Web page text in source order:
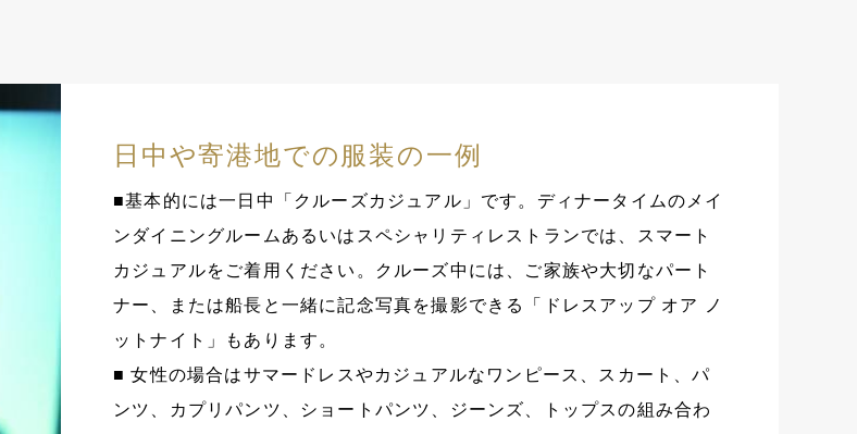
日中や寄港地での服装の一例
■基本的には一日中「クルーズカジュアル」です。ディナータイムのメイ
ンダイニングルームあるいはスペシャリティレストランでは、スマート
カジュアルをご着用ください。クルーズ中には、ご家族や大切なパート
ナー、または船長と一緒に記念写真を撮影できる「ドレスアップ オア ノ
ットナイト」もあります。
■ 女性の場合はサマードレスやカジュアルなワンピース、スカート、パ
ンツ、カプリパンツ、ショートパンツ、ジーンズ、トップスの組み合わ